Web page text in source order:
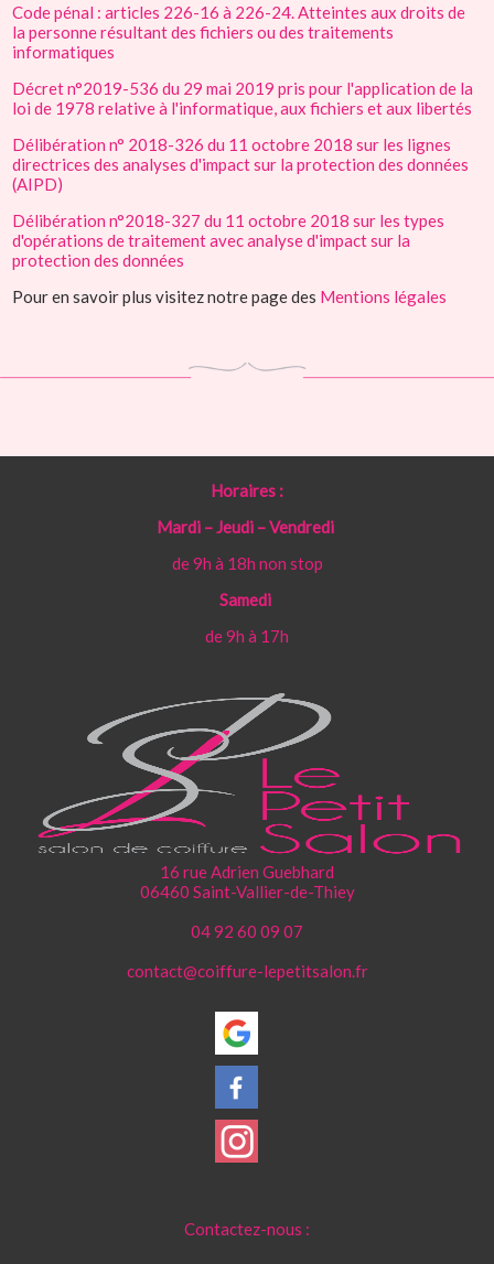
Code pénal : articles 226-16 à 226-24. Atteintes aux droits de
la personne résultant des fichiers ou des traitements
informatiques
Décret n°2019-536 du 29 mai 2019 pris pour l'application de la
loi de 1978 relative à l'informatique, aux fichiers et aux libertés
Délibération n° 2018-326 du 11 octobre 2018 sur les lignes
directrices des analyses d'impact sur la protection des données
(AIPD)
Délibération n°2018-327 du 11 octobre 2018 sur les types
d'opérations de traitement avec analyse d'impact sur la
protection des données
Pour en savoir plus visitez notre page des Mentions légales
Horaires :
Mardi – Jeudi – Vendredi
de 9h à 18h non stop
Samedi
de 9h à 17h
16 rue Adrien Guebhard
06460 Saint-Vallier-de-Thiey
04 92 60 09 07
contact@coiffure-lepetitsalon.fr
Contactez-nous :